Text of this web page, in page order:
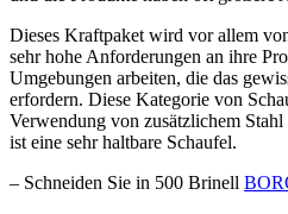
Dieses Kraftpaket wird vor allem
sehr hohe Anforderungen an ihre
Umgebungen arbeiten, die das
erfordern. Diese Kategorie von
Verwendung von zusätzlichem
ist eine sehr haltbare Schaufel.
– Schneiden Sie in 500 Brinell